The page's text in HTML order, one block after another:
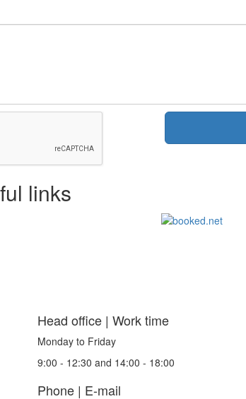
links
Head office | Work time
Monday to Friday
9:00 - 12:30 and 14:00 - 18:00
Phone | E-mail